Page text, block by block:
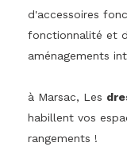
d'accessoires
fonctionnalité et
aménagements
à Marsac, Les
habillent vos
rangements !